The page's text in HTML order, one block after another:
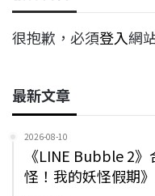
很抱歉，必須登入網
最新文章
2026-08-10
《LINE Bubble 2
怪！我的妖怪假期